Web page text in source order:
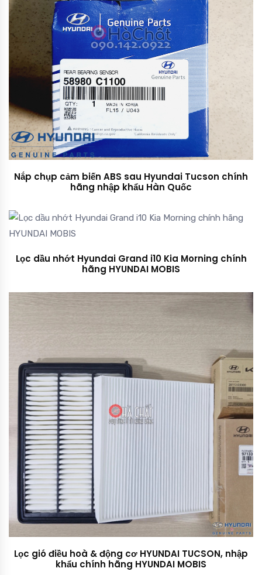
Nắp chụp cảm biến ABS sau Hyundai Tucson chính
hãng nhập khẩu Hàn Quốc
Lọc dầu nhớt Hyundai Grand i10 Kia Morning chính
hãng HYUNDAI MOBIS
Lọc gió điều hoà & động cơ HYUNDAI TUCSON, nhập
khẩu chính hãng HYUNDAI MOBIS